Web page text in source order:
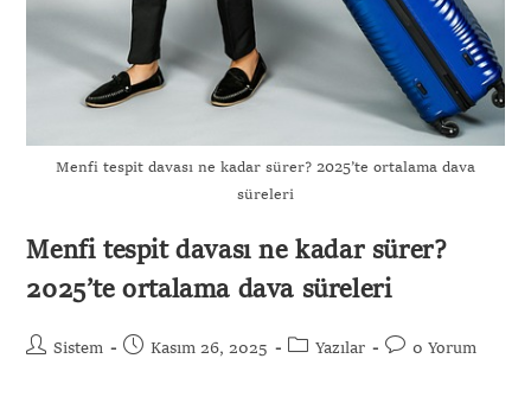
Menfi tespit davası ne kadar sürer? 2025’te ortalama dava
süreleri
Menfi tespit davası ne kadar sürer?
2025’te ortalama dava süreleri
Sistem Kasım 26, 2025 Yazılar 0 Yorum
Gönder